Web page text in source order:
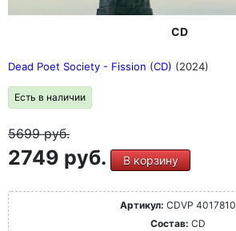
CD
Dead Poet Society - Fission (CD) (2024)
Есть в наличии
5699руб.
2749 руб. В корзину
Артикул: CDVP 4017810
Состав: CD